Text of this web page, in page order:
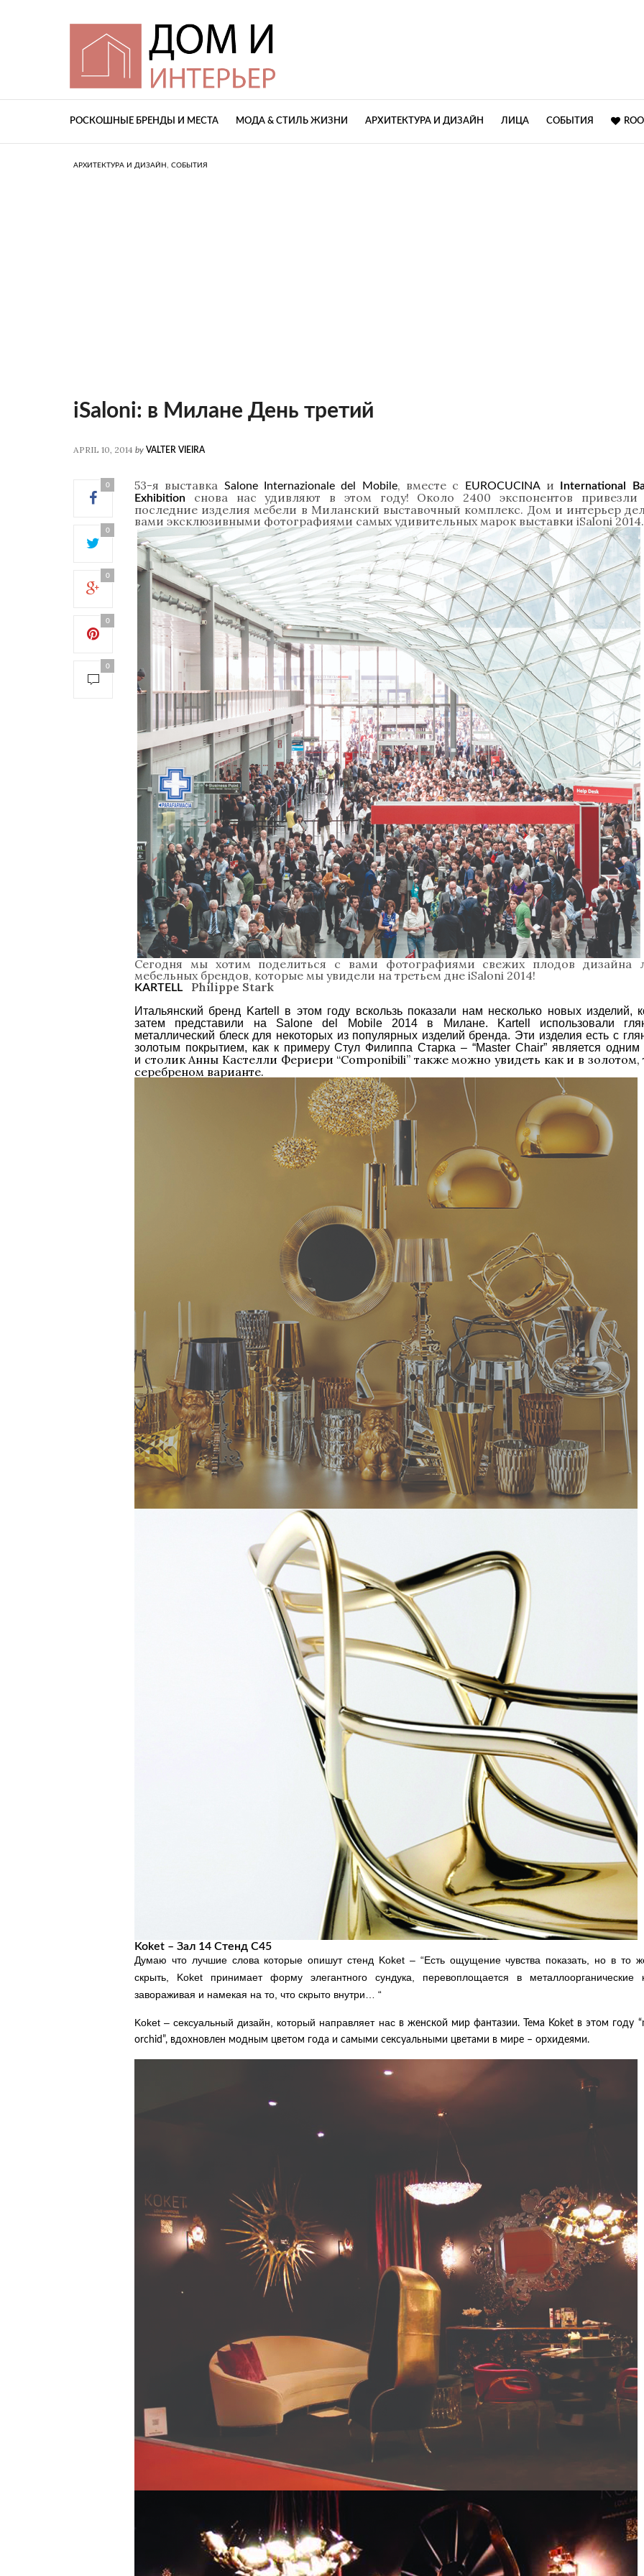
РОСКОШНЫЕ БРЕНДЫ И МЕСТА МОДА & СТИЛЬ ЖИЗНИ АРХИТЕКТУРА И ДИЗАЙН ЛИЦА СОБЫТИЯ
АРХИТЕКТУРА И ДИЗАЙН , СОБЫТИЯ
iSaloni: в Милане День третий
APRIL 10, 2014 by VALTER VIEIRA
0
0
0
0
0
53-я выставка Salone Internazionale del Mobile, вместе с EUROCUCINAи
International
Exhibition
снова нас удивляют в этом году! Около 2400 экспонентов привезли
последние изделия мебели в Миланский выставочный комплекс. Дом и интерьер
вами эксклюзивными фотографиями самых удивительных марок выставки iSaloni 2014.
Сегодня мы хотим поделиться с вами фотографиями свежих плодов дизайна
мебельных брендов, которые мы увидели на третьем дне iSaloni 2014!
KARTELL Philippe Stark
Итальянский бренд Kartell в этом году вскользь показали нам несколько новых изделий,
затем представили на Salone del Mobile 2014 в Милане. Kartell использовали
металлический блеск для некоторых из популярных изделий бренда. Эти изделия есть с
золотым покрытием, как к примеру Стул Филиппа Старка –“Master Chair” является одним
и столик Анны Кастелли Фериери “Componibili” также можно увидеть как и в золотом,
серебреном варианте.
Koket – Зал 14 Стенд C45
Думаю что лучшие слова которые опишут стенд Koket – “Есть ощущение чувства показать, но в то
скрыть, Koket принимает форму элегантного сундука, перевоплощается в металлоорганические
завораживая и намекая на то, что скрыто внутри… “
Koket – сексуальный дизайн, который направляет нас в женской мир фантазии. Тема Koket в этом году
orchid”, вдохновлен модным цветом года и самыми сексуальными цветами в мире – орхидеями.